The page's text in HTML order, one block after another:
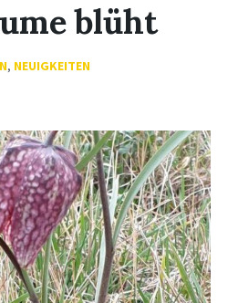
blüht
, NEUIGKEITEN